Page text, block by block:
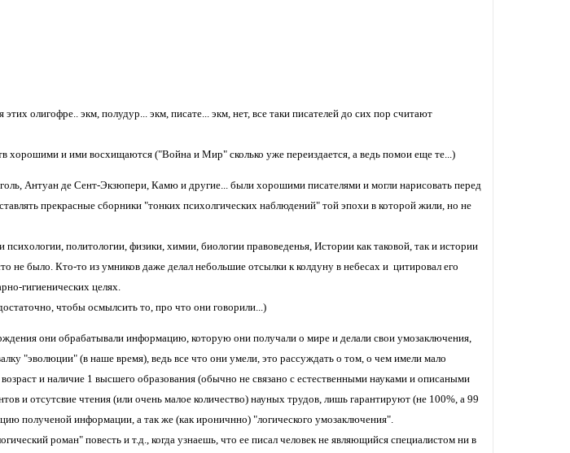
олигофре.. экм, полудур... экм, писате... экм, нет, все таки писателей до сих пор считают
хорошими и ими восхищаются ("Война и Мир" сколько уже переиздается, а ведь помои еще те...)
Антуан де Сент-Экзюпери, Камю и другие... были хорошими писателями и могли нарисовать перед
прекрасные сборники "тонких психолгических наблюдений" той эпохи в которой жили, но не
политологии, физики, химии, биологии правоведенья, Истории как таковой, так и истории
не было. Кто-то из умников даже делал небольшие отсылки к колдуну в небесах и цитировал его
гигиенических целях.
чтобы осмылсить то, про что они говорили...)
они обрабатывали информацию, которую они получали о мире и делали свои умозаключения,
"эволюции" (в наше время), ведь все что они умели, это рассуждать о том, о чем имели мало
и наличие 1 высшего образования (обычно не связано с естественными науками и описаными
и отсутсвие чтения (или очень малое количество) науных трудов, лишь гарантируют (не 100%, а 99
полученой информации, а так же (как ироничнно) "логического умозаключения".
роман" повесть и т.д., когда узнаешь, что ее писал человек не являющийся специалистом ни в